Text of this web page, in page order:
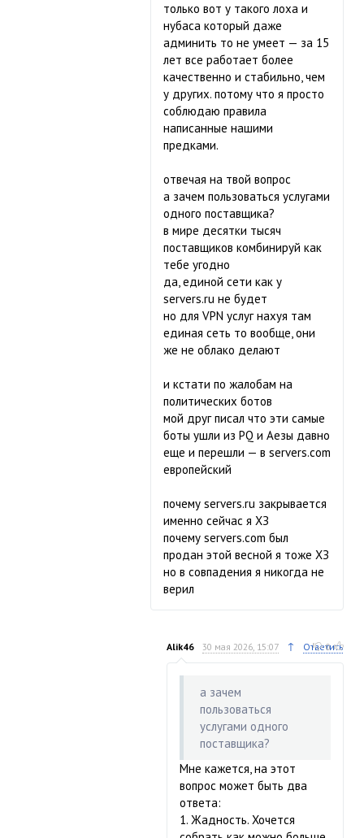
только вот у такого лоха и
нубаса который даже
админить то не умеет — за 15
лет все работает более
качественно и стабильно, чем
у других. потому что я просто
соблюдаю правила
написанные нашими
предками.
отвечая на твой вопрос
а зачем пользоваться услугами
одного поставщика?
в мире десятки тысяч
поставщиков комбинируй как
тебе угодно
да, единой сети как у
servers.ru не будет
но для VPN услуг нахуя там
единая сеть то вообще, они
же не облако делают
и кстати по жалобам на
политических ботов
мой друг писал что эти самые
боты ушли из PQ и Аезы давно
еще и перешли — в servers.com
европейский
почему servers.ru закрывается
именно сейчас я ХЗ
почему servers.com был
продан этой весной я тоже ХЗ
но в совпадения я никогда не
верил
Alik46 30 мая 2026, 15:07 ↑ 0
Ответить
а зачем
пользоваться
услугами одного
поставщика?
Мне кажется, на этот
вопрос может быть два
ответа:
1. Жадность. Хочется